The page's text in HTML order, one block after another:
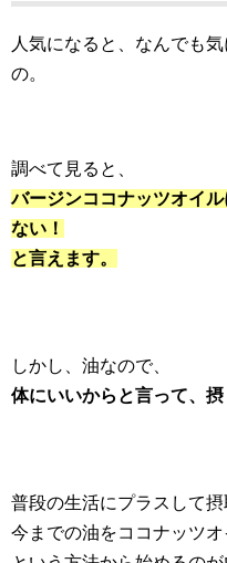
人気になると、なんでも
の。
調べて見ると、
バージンココナッツオイ
ない！
と言えます。
しかし、油なので、
体にいいからと言って、摂
普段の生活にプラスして摂
今までの油をココナッツオ